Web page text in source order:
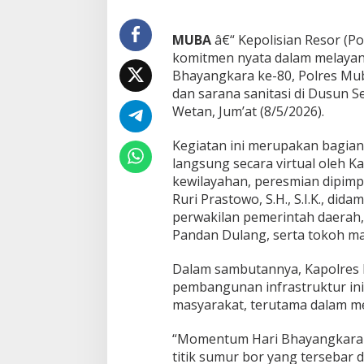
m
r
B
o
r
a
n
F
a
s
i
l
i
a
s
S
a
i
t
MUBAâ€“ Kepolisian Resor
komitmen nyata dalam
Bhayangkara ke-80, Polres
dan sarana sanitasi di Dusun
Wetan, Jum’at (8/5/2026).
Kegiatan ini merupakan
langsung secara virtual oleh
kewilayahan, peresmian
Ruri Prastowo, S.H., S.I.K.,
perwakilan pemerintah
Pandan Dulang, serta tokoh
Dalam sambutannya,
pembangunan infrastruktur
masyarakat, terutama dalam
“Momentum Hari
titik sumur bor yang tersebar